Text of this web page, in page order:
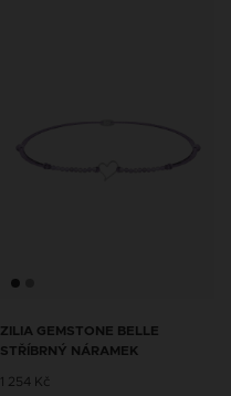
ZILIA GEMSTONE BELLE
STŘÍBRNÝ NÁRAMEK
1 254 Kč